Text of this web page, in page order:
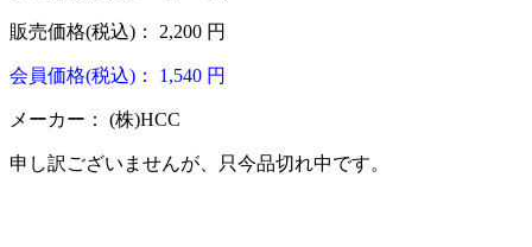
販売価格(税込)： 2,200 円
会員価格(税込)： 1,540 円
メーカー： (株)HCC
申し訳ございませんが、只今品切れ中です。